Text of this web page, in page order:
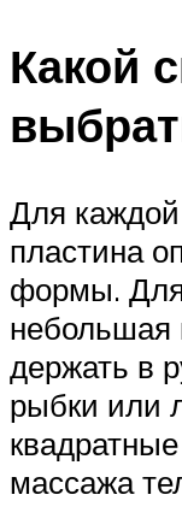
Какой
Для каждой
пластина
формы.
небольшая
держать в
рыбки или
массажа